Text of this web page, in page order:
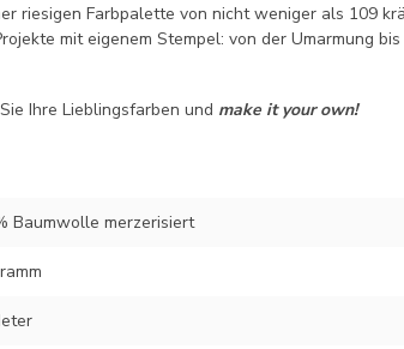
riesigen Farbpalette von nicht weniger als 109
mit eigenem Stempel: von der Umarmung
Ihre Lieblingsfarben und make it your own!
Baumwolle merzerisiert